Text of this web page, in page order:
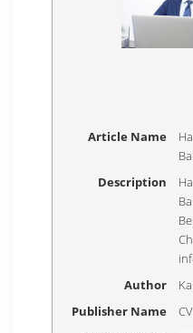
Article Name
Description
Author
Publisher Name